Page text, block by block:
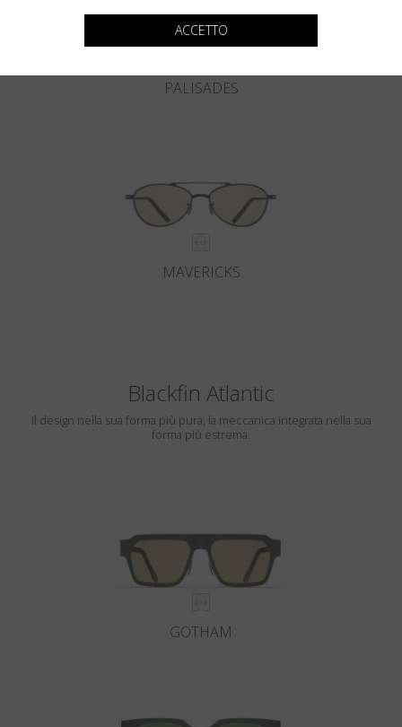
PALISADES
MAVERICKS
Blackfin Atlantic
Il design nella sua forma più pura, la meccanica integrata nella sua
forma più estrema.
GOTHAM
ACCETTO